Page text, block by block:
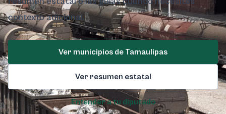
contexto adicional.
Ver municipios de Tamaulipas
Ver resumen estatal
Entender a tu diputado